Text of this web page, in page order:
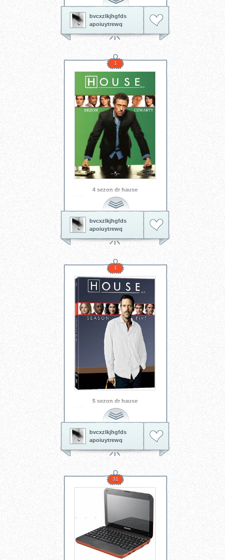
bvcxzlkjhgfds
apoiuytrewq
1
4 sezon dr hause
bvcxzlkjhgfds
apoiuytrewq
1
5 sezon dr hause
bvcxzlkjhgfds
apoiuytrewq
31